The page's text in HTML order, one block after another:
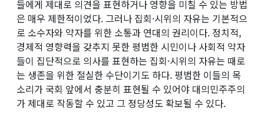
들에게 제대로 의견을 표현하거나 영향을 미칠 수 있는 방법
은 매우 제한적이었다. 그러나 집회·시위의 자유는 기본적으
로 소수자와 약자를 위한 소통과 연대의 권리이다. 정치적,
경제적 영향력을 갖추지 못한 평범한 시민이나 사회적 약자
들이 집단적으로 의사를 표현하는 집회·시위의 자유는 때로
는 생존을 위한 절실한 수단이기도 하다. 평범한 이들의 목
소리가 국회 앞에서 충분히 표현될 수 있어야 대의민주주의
가 제대로 작동할 수 있고 그 정당성도 확보될 수 있다.